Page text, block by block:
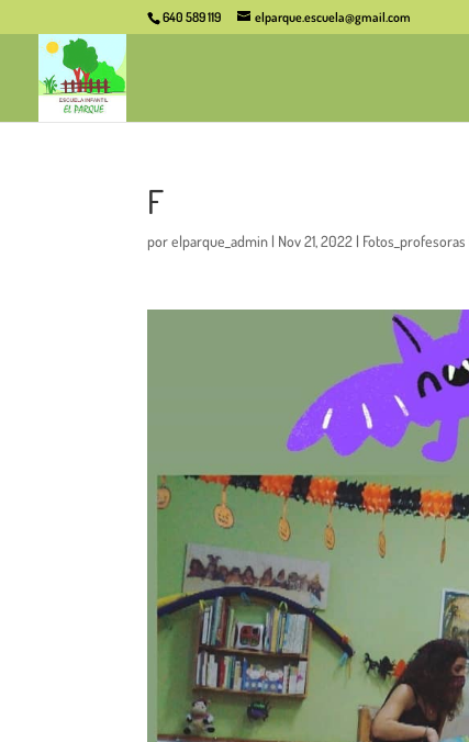
640 589 119 elparque.escuela@gmail.com
F
porelparque_admin | Nov 21, 2022 | Fotos_profesoras